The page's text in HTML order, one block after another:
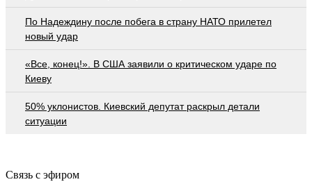
По Надеждину после побега в страну НАТО прилетел
новый удар
«Все, конец!». В США заявили о критическом ударе по
Киеву
50% уклонистов. Киевский депутат раскрыл детали
ситуации
Связь с эфиром